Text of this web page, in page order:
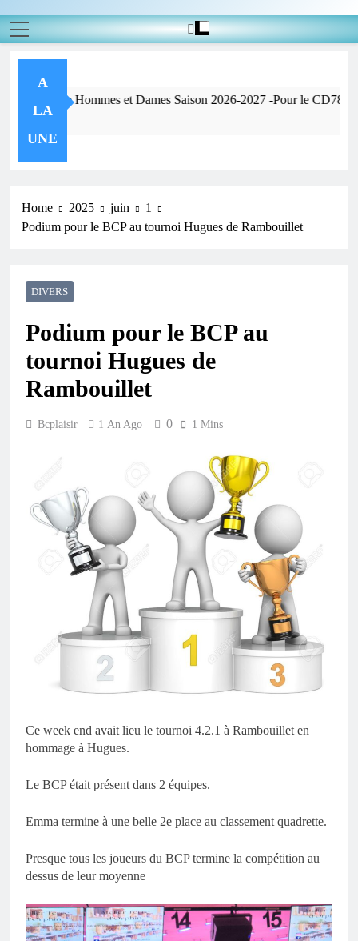
A
LA
UNE
Pour info –
Home 2025 juin
1
Podium pour le BCP au tournoi Hugues de Rambouillet
DIVERS
Podium pour le BCP au
tournoi Hugues de
Rambouillet
Bcplaisir 1 An Ago 0 1 Mins
Ce week end avait lieu le tournoi 4.2.1 à Rambouillet en
hommage à Hugues.
Le BCP était présent dans 2 équipes.
Emma termine à une belle 2e place au classement quadrette.
Presque tous les joueurs du BCP termine la compétition au
dessus de leur moyenne